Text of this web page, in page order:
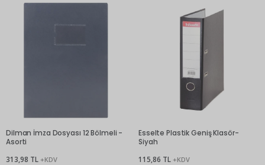
Dilman İmza Dosyası 12 Bölmeli -
Asorti
313,98 TL +KDV
Esselte Plastik Geniş Klasör-
Siyah
115,86 TL +KDV